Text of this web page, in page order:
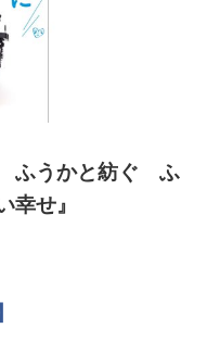
ふうかと紡ぐ ふ
幸せ』